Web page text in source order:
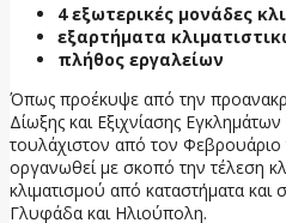
4 εξωτερικές μονάδες
εξαρτήματα
πλήθος εργαλείων
Όπως προέκυψε από την
Δίωξης και Εξιχνίασης
τουλάχιστον από τον Φεβρουάριο
οργανωθεί με σκοπό την τέλεση
κλιματισμού από καταστήματα και
Γλυφάδα και Ηλιούπολη.